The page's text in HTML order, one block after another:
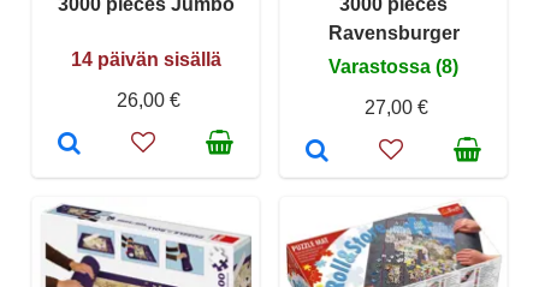
14 päivän sisällä
26,00 €
Ravensburger
Varastossa (8)
27,00 €